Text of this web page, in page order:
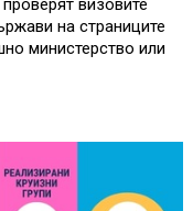
визовите
на страниците
министерство или